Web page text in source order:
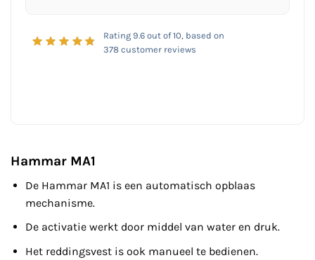
Rating 9.6out of 10, based on
378customer reviews
Hammar MA1
De Hammar MA1 is een automatisch opblaas
mechanisme.
De activatie werkt door middel van water en druk.
Het reddingsvest is ook manueel te bedienen.